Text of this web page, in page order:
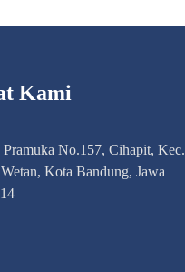
Kami
Pramuka No.157, Cihapit, Kec.
Kota Bandung, Jawa